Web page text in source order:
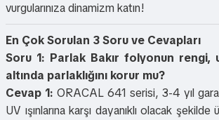
vurgularınıza dinamizm katın!
En Çok Sorulan 3 Soru ve Cevapları
Soru 1: Parlak Bakır folyonun rengi,
altında parlaklığını korur mu?
Cevap 1: ORACAL 641 serisi, 3-4 yıl
UV ışınlarına karşı dayanıklı olacak